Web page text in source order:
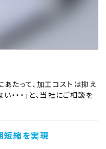
あたって、加工コストは抑え
・・」と、当社にご相談を
短縮を実現